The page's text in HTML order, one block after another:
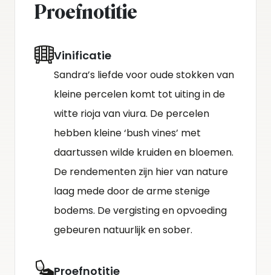
Proefnotitie
Vinificatie
Sandra’s liefde voor oude stokken van
kleine percelen komt tot uiting in de
witte rioja van viura. De percelen
hebben kleine ‘bush vines’ met
daartussen wilde kruiden en bloemen.
De rendementen zijn hier van nature
laag mede door de arme stenige
bodems. De vergisting en opvoeding
gebeuren natuurlijk en sober.
Proefnotitie